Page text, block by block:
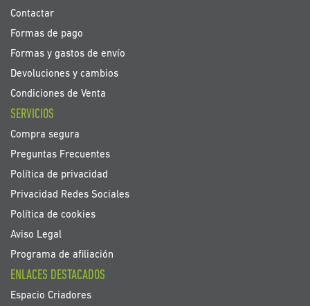
Contactar
Formas de pago
Formas y gastos de envío
Devoluciones y cambios
Condiciones de Venta
SERVICIOS
Compra segura
Preguntas Frecuentes
Política de privacidad
Privacidad Redes Sociales
Política de cookies
Aviso Legal
Programa de afiliación
ENLACES DESTACADOS
Espacio Criadores